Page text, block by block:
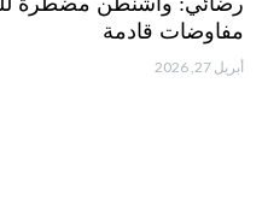
مفاوضات قادمة
أبريل 27, 2026